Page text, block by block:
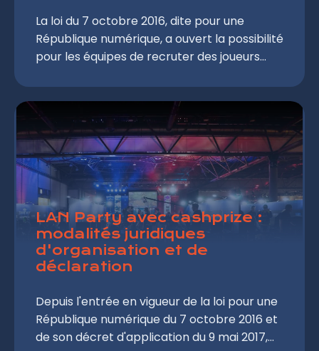
La loi du 7 octobre 2016, dite pour une
République numérique, a ouvert la possibilité
pour les équipes de recruter des joueurs
contrats de travail à durée déterminée
(CDD) pour une ou plusieurs saisons de
compétitions. Cette faculté est toutefois
réservée aux structures (associations et
sociétés) qui bénéficient d'un agrément du
ministère chargé du numérique. Comment
demander et obtenir cet agrément ?
Quelles sont les équipes qui disposent à ce
jour d'un tel agrément ? Enfin, cet agrément
peut-il être retiré ?
LAN Party avec cashprize :
modalités juridiques
d'organisation et de
déclaration
Depuis l'entrée en vigueur de la loi pour une
République numérique du 7 octobre 2016 et
de son décret d'application du 9 mai 2017,